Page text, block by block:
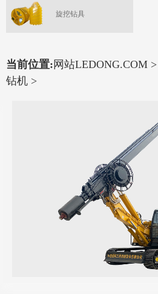
旋挖钻具
当前位置: 网站LEDONG.COM >
钻机 >